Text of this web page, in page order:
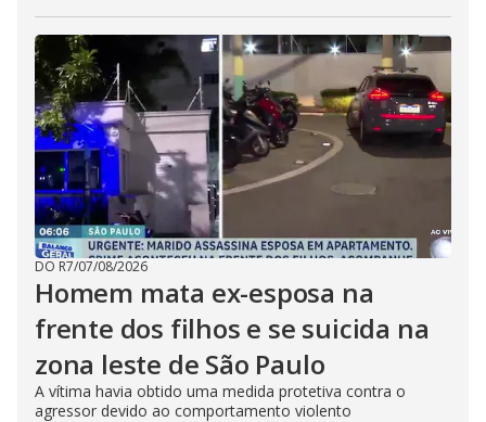
DO R7/07/08/2026
Homem mata ex-esposa na
frente dos filhos e se suicida na
zona leste de São Paulo
A vítima havia obtido uma medida protetiva contra o
agressor devido ao comportamento violento